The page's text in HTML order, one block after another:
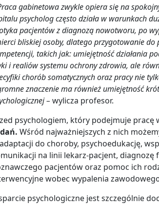
gabinetowa zwykle opiera się na
psycholog często działa w warunkach
pacjentów z diagnozą nowotworu, po
bliskiej osoby, dlatego przygotowanie
takich jak: umiejętność działania
i realiów systemu ochrony zdrowia, ale
chorób somatycznych oraz pracy nie
znaczenie ma również umiejętność
– wylicza profesor.
psychologiem, który podejmuje
Wśród najważniejszych z nich
do choroby, psychoedukację,
na linii lekarz-pacjent,
pacjentów oraz pomoc ich
wobec wypalenia
psychologiczne jest szczególnie